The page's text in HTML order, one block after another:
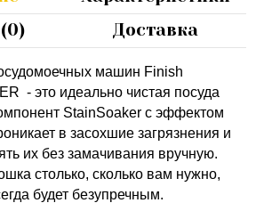
Доставка
машин Finish
- это идеально чистая посуда
StainSoaker с эффектом
в засохшие загрязнения и
их без замачивания вручную.
столько, сколько вам нужно,
будет безупречным.